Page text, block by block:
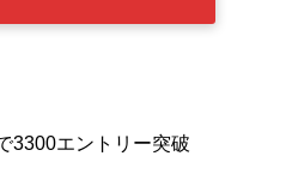
3300エントリー突破